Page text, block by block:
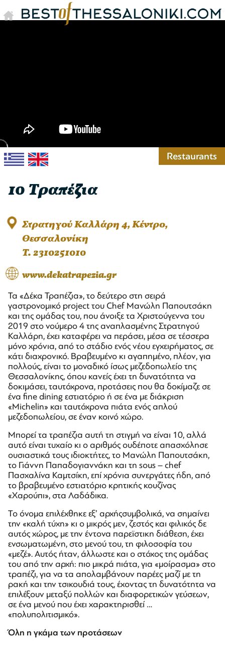
Restaurants
10 Τραπέζια
Στρατηγού Καλλάρη 4, Κέντρο,
Θεσσαλονίκη
T. 2310251010
www.dekatrapezia.gr
Τα «Δέκα Τραπέζια», το δεύτερο στη σειρά
γαστρονομικό project του Chef Μανώλη Παπουτσάκη
και της ομάδας του, που άνοιξε τα Χριστούγεννα του
2019 στο νούμερο 4 της αναπλασμένης Στρατηγού
Καλλάρη, έχει καταφέρει να περάσει, μέσα σε τέσσερα
μόνο χρόνια, από το στάδιο ενός νέου εγχειρήματος, σε
κάτι διαχρονικό. Βραβευμένο κι αγαπημένο, πλέον, για
πολλούς, είναι το μοναδικό ίσως μεζεδοπωλείο της
Θεσσαλονίκης, όπου κανείς έχει τη δυνατότητα να
δοκιμάσει, ταυτόχρονα, προτάσεις που θα δοκίμαζε σε
ένα fine dining εστιατόριο ή σε ένα με διάκριση
«Michelin» και ταυτόχρονα πιάτα ενός απλού
μεζεδοπωλείου, σε έναν κοινό χώρο.
Μπορεί τα τραπέζια αυτή τη στιγμή να είναι 10, αλλά
αυτό είναι τυχαίο κι ο αριθμός ουδέποτε απασχόλησε
ουσιαστικά τους ιδιοκτήτες, το Μανώλη Παπουτσάκη,
το Γιάννη Παπαδογιαννάκη και τη sous – chef
Πασχαλίνα Καμτσίκη, επί χρόνια συνεργάτες ήδη, από
το βραβευμένο εστιατόριο κρητικής κουζίνας
«Χαρούπι», στα Λαδάδικα.
Το όνομα επιλέχθηκε εξ’ αρχήςσυμβολικά, να σημαίνει
την «καλή τύχη» κι ο μικρός μεν, ζεστός και φιλικός δε
αυτός χώρος, με την έντονα παρεϊστικη διάθεση, έχει
ενσωματωμένη, στο μενού του, τη φιλοσοφία του
«μεζέ». Αυτός ήταν, άλλωστε και ο στόχος της ομάδας
του από την αρχή: πιο μικρά πιάτα, για «μοίρασμα» στο
τραπέζι, για να τα απολαμβάνουν παρέες μαζί με τη
ρακή και την τσικουδιά τους, έχοντας τη δυνατότητα να
επιλέξουν μεταξύ πολλών και διαφορετικών γεύσεων,
σε ένα μενού που έχει χαρακτηρισθεί …
«πολυπολιτισμικό».
Όλη η γκάμα των προτάσεων